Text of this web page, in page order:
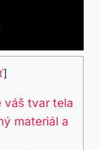
]
váš tvar⁤ tela
materiál a